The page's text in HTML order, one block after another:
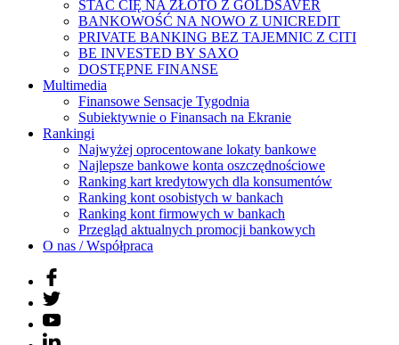
STAĆ CIĘ NA ZŁOTO Z GOLDSAVER
BANKOWOŚĆ NA NOWO Z UNICREDIT
PRIVATE BANKING BEZ TAJEMNIC Z CITI
BE INVESTED BY SAXO
DOSTĘPNE FINANSE
Multimedia
Finansowe Sensacje Tygodnia
Subiektywnie o Finansach na Ekranie
Rankingi
Najwyżej oprocentowane lokaty bankowe
Najlepsze bankowe konta oszczędnościowe
Ranking kart kredytowych dla konsumentów
Ranking kont osobistych w bankach
Ranking kont firmowych w bankach
Przegląd aktualnych promocji bankowych
O nas / Współpraca